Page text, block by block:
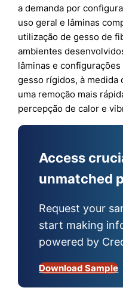
a demanda por
uso geral e lâminas
utilização de gesso de
ambientes
lâminas e
gesso rígidos, à medida
uma remoção mais
percepção de calor e
Access
unmatched
Request your
start making
powered by
Download Sample